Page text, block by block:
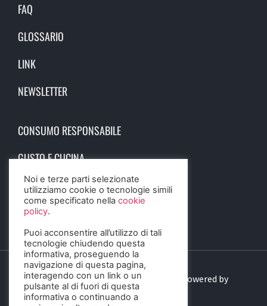
FAQ
GLOSSARIO
LINK
NEWSLETTER
CONSUMO RESPONSABILE
GUSTO E CUCINA
SCIENZA E SALUTE
STORIA E CULTURA
© 2023 Birra Informa. All Rights Reserved. Powered by
DIGITALSENSE
Noi e terze parti selezionate
utilizziamo cookie o tecnologie simili
come specificato nella cookie
policy.
Puoi acconsentire all’utilizzo di tali
tecnologie chiudendo questa
informativa, proseguendo la
navigazione di questa pagina,
interagendo con un link o un
pulsante al di fuori di questa
informativa o continuando a